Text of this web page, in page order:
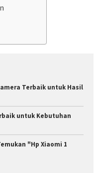
Terbaik untuk Hasil
untuk Kebutuhan
"Hp Xiaomi 1